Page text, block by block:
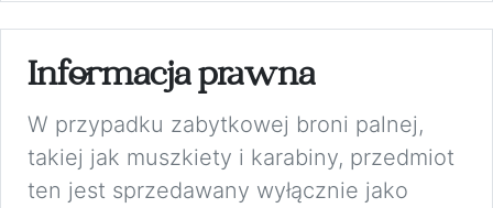
Informacja prawna
W przypadku zabytkowej broni palnej,
takiej jak muszkiety i karabiny, przedmiot
ten jest sprzedawany wyłącznie jako